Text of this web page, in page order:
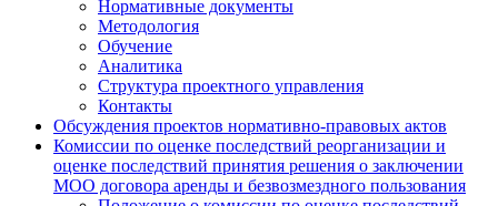
Нормативные документы
Методология
Обучение
Аналитика
Структура проектного управления
Контакты
Обсуждения проектов нормативно-правовых актов
Комиссии по оценке последствий реорганизации и
оценке последствий принятия решения о заключении
МОО договора аренды и безвозмездного пользования